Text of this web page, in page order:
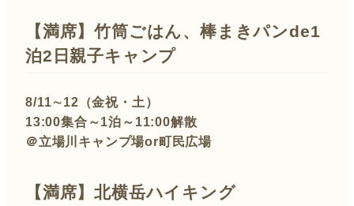
【満席】竹筒ごはん、棒まきパンde1
泊2日親子キャンプ
8/11∼12（金祝・土）
13:00集合～1泊～11:00解散
＠立場川キャンプ場or町民広場
【満席】北横岳ハイキング